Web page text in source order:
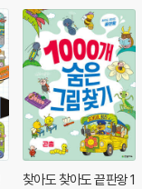
찾아도 찾아도 끝판왕 1